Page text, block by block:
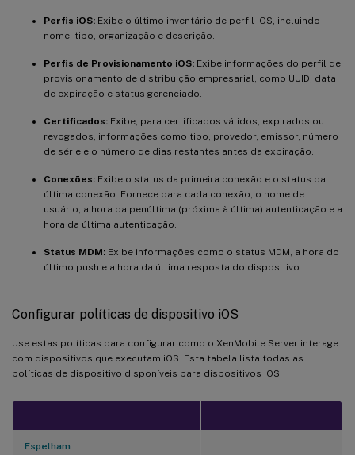
Perfis iOS: Exibe o último inventário de perfil iOS, incluindo
nome, tipo, organização e descrição.
Perfis de Provisionamento iOS: Exibe informações do perfil de
provisionamento de distribuição empresarial, como UUID, data
de expiração e status gerenciado.
Certificados: Exibe, para certificados válidos, expirados ou
revogados, informações como tipo, provedor, emissor, número
de série e o número de dias restantes antes da expiração.
Conexões: Exibe o status da primeira conexão e o status da
última conexão. Fornece para cada conexão, o nome de
usuário, a hora da penúltima (próxima à última) autenticação e a
hora da última autenticação.
Status MDM: Exibe informações como o status MDM, a hora do
último push e a hora da última resposta do dispositivo.
Configurar políticas de dispositivo iOS
Use estas políticas para configurar como o XenMobile Server interage
com dispositivos que executam iOS. Esta tabela lista todas as
políticas de dispositivo disponíveis para dispositivos iOS:
Espelham